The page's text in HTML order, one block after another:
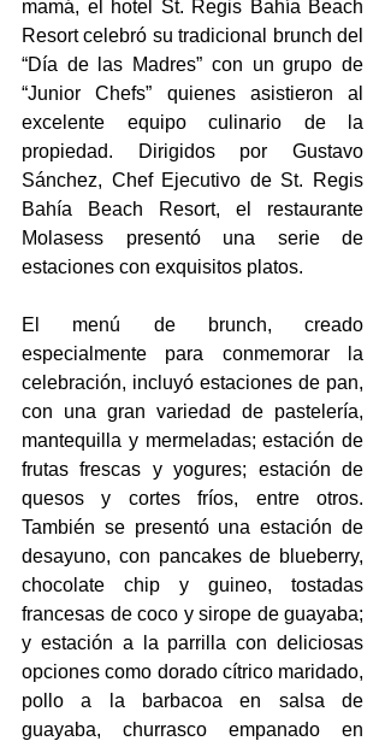
mamá, el hotel St. Regis Bahía Beach
Resort celebró su tradicional brunch del
“Día de las Madres” con un grupo de
“Junior Chefs” quienes asistieron al
excelente equipo culinario de la
propiedad. Dirigidos por Gustavo
Sánchez, Chef Ejecutivo de St. Regis
Bahía Beach Resort, el restaurante
Molasess presentó una serie de
estaciones con exquisitos platos.
El menú de brunch, creado
especialmente para conmemorar la
celebración, incluyó estaciones de pan,
con una gran variedad de pastelería,
mantequilla y mermeladas; estación de
frutas frescas y yogures; estación de
quesos y cortes fríos, entre otros.
También se presentó una estación de
desayuno, con pancakes de blueberry,
chocolate chip y guineo, tostadas
francesas de coco y sirope de guayaba;
y estación a la parrilla con deliciosas
opciones como dorado cítrico maridado,
pollo a la barbacoa en salsa de
guayaba, churrasco empanado en